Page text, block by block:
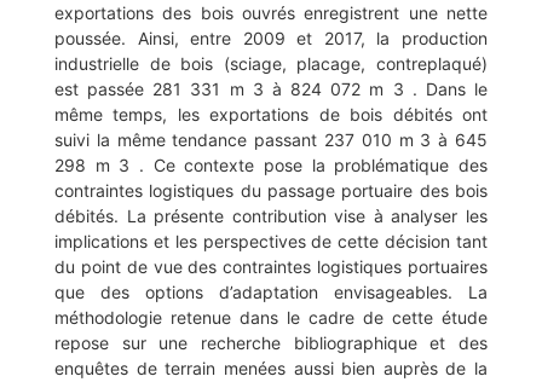
exportations des bois ouvrés enregistrent une nette
poussée. Ainsi, entre 2009 et 2017, la production
industrielle de bois (sciage, placage, contreplaqué)
est passée 281 331 m 3 à 824 072 m 3 . Dans le
même temps, les exportations de bois débités ont
suivi la même tendance passant 237 010 m 3 à 645
298 m 3 . Ce contexte pose la problématique des
contraintes logistiques du passage portuaire des bois
débités. La présente contribution vise à analyser les
implications et les perspectives de cette décision tant
du point de vue des contraintes logistiques portuaires
que des options d’adaptation envisageables. La
méthodologie retenue dans le cadre de cette étude
repose sur une recherche bibliographique et des
enquêtes de terrain menées aussi bien auprès de la